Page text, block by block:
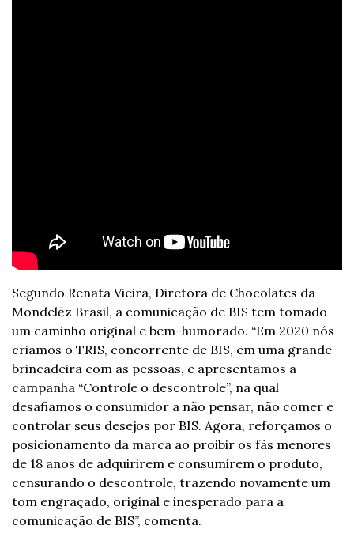
Segundo Renata Vieira, Diretora de Chocolates da
Mondelēz Brasil, a comunicação de BIS tem tomado
um caminho original e bem-humorado. “Em 2020 nós
criamos o TRIS, concorrente de BIS, em uma grande
brincadeira com as pessoas, e apresentamos a
campanha “Controle o descontrole”, na qual
desafiamos o consumidor a não pensar, não comer e
controlar seus desejos por BIS. Agora, reforçamos o
posicionamento da marca ao proibir os fãs menores
de 18 anos de adquirirem e consumirem o produto,
censurando o descontrole, trazendo novamente um
tom engraçado, original e inesperado para a
comunicação de BIS”, comenta.